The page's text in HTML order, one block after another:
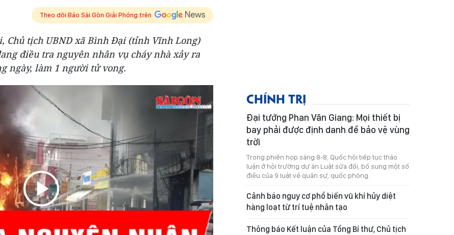
Theo dõi Báo Sài Gòn Giải Phóng trên
Chủ tịch UBND xã Bình Đại (tỉnh Vĩnh Long)
điều tra nguyên nhân vụ cháy nhà xảy ra
ngày, làm 1 người tử vong.
CHÍNH TRỊ
Đại tướng Phan Văn Giang: Mọi thiết bị
bay phải được định danh để bảo vệ vùng
trời
Trong phiên họp sáng 8-8, Quốc hội tiếp tục thảo
luận ở hội trường dự án Luật sửa đổi, bổ sung một số
điều của 9 luật về quân sự, quốc phòng.
Cảnh báo nguy cơ phổ biến vũ khí hủy diệt
hàng loạt từ trí tuệ nhân tạo
Thông báo Kết luận của Tổng Bí thư, Chủ tịch